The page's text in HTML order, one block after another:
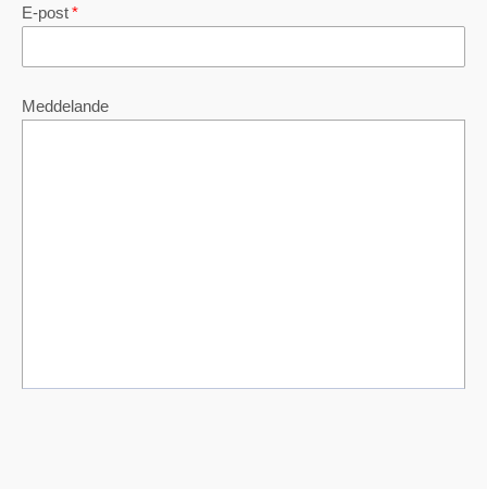
E-post*
Meddelande